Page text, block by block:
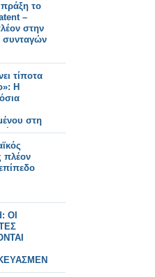
το
–
στην
συνταγών
τίποτα
Η
στη
Τέμπη .
πλέον
ΟΙ